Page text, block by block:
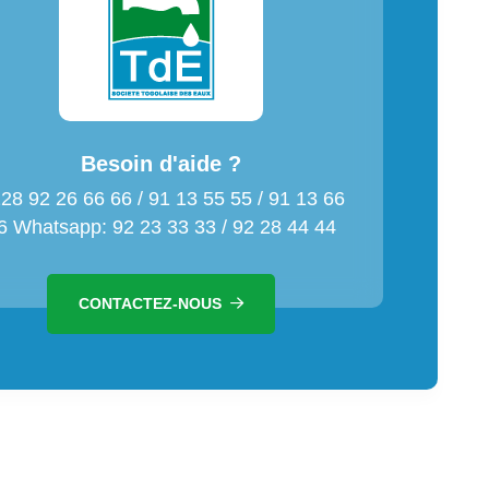
Besoin d'aide ?
92 26 66 66 / 91 13 55 55 / 91 13 66
Whatsapp: 92 23 33 33 / 92 28 44 44
CONTACTEZ-NOUS